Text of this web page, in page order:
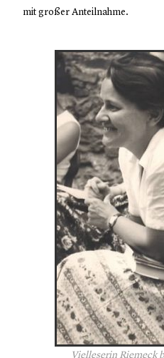
mit großer Anteilnahme.
Vielleserin Riemeck